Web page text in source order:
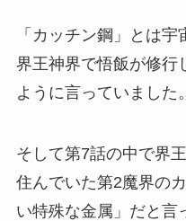
「カッチン鋼」とは
界王神界で悟飯が修行
ように言っていました。
そして第7話の中で界
住んでいた第2魔界の
い特殊な金属」だと言